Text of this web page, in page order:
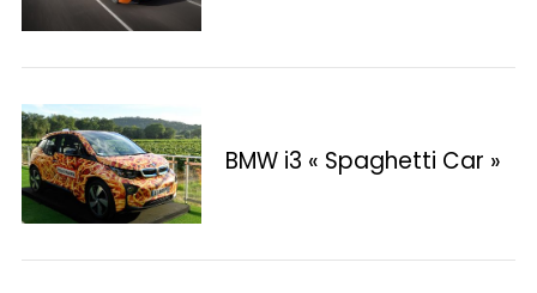
BMW i3 « Spaghetti Car »